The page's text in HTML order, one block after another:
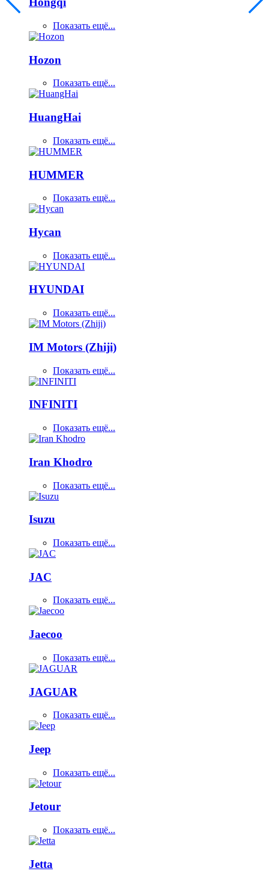
Показать ещё...
Hozon
Показать ещё...
HuangHai
Показать ещё...
HUMMER
Показать ещё...
Hycan
Показать ещё...
HYUNDAI
Показать ещё...
IM Motors (Zhiji)
Показать ещё...
INFINITI
Показать ещё...
Iran Khodro
Показать ещё...
Isuzu
Показать ещё...
JAC
Показать ещё...
Jaecoo
Показать ещё...
JAGUAR
Показать ещё...
Jeep
Показать ещё...
Jetour
Показать ещё...
Jetta